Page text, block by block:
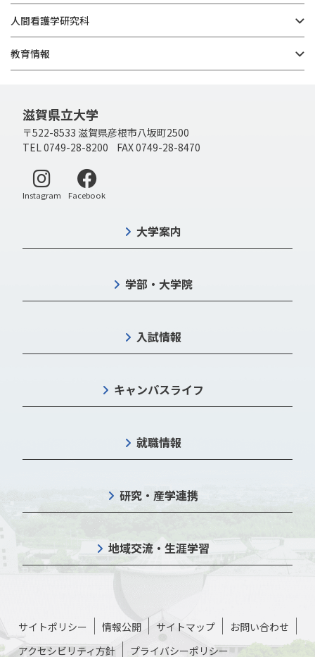
人間看護学研究科
教育情報
滋賀県立大学
〒522-8533 滋賀県彦根市八坂町2500
TEL 0749-28-8200 FAX 0749-28-8470
Instagram 別ウィンドウで開く
Facebook別ウィンドウで開く
大学案内
学部・大学院
入試情報
キャンパスライフ
就職情報
研究・産学連携
地域交流・生涯学習
サイトポリシー 情報公開 サイトマップ
お問い合わせ
アクセシビリティ方針
プライバシーポリシー